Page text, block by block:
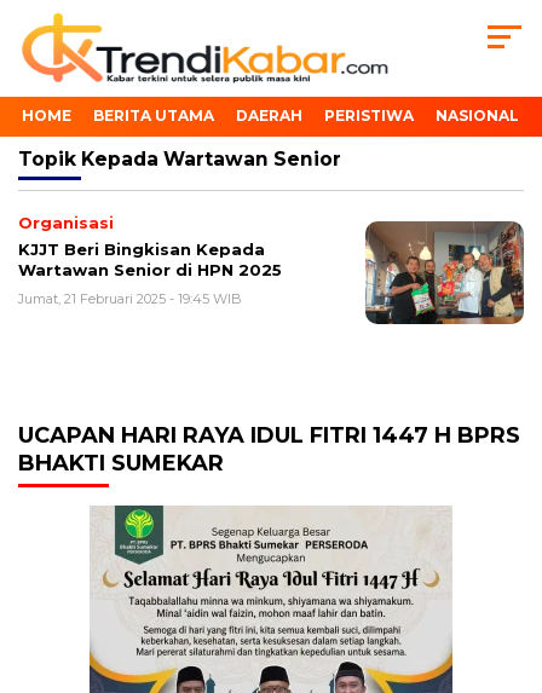
HOME BERITA UTAMA DAERAH PERISTIWA NASIONAL
Topik Kepada Wartawan Senior
Organisasi
KJJT Beri Bingkisan Kepada
Wartawan Senior di HPN 2025
Jumat, 21 Februari 2025 - 19:45 WIB
UCAPAN HARI RAYA IDUL FITRI 1447 H BPRS
BHAKTI SUMEKAR